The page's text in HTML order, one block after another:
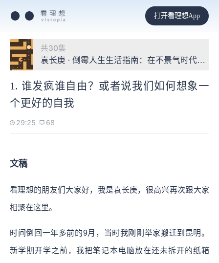
打开看理想App
共30集
袁长庚 · 倒霉人生生活指南：在不景气时代重构
1. 谁发疯谁自由？或者说我们如何想象一
个更好的自我
29:25 68
文稿
看理想的朋友们大家好，我是袁长庚，很高兴再次跟大家
相聚在这里。
时间倒回一年多前的9月，当时我刚刚举家搬迁到昆明。
新学期开学之前，我把笔记本电脑放在还未拆开的纸箱